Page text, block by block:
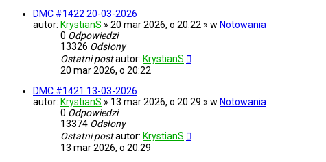
DMC #1422 20-03-2026
autor: KrystianS » 20 mar 2026, o 20:22 » w Notowania
0 Odpowiedzi
13326 Odsłony
Ostatni postautor: KrystianS
20 mar 2026, o 20:22
DMC #1421 13-03-2026
autor: KrystianS » 13 mar 2026, o 20:29 » w Notowania
0 Odpowiedzi
13374 Odsłony
Ostatni postautor: KrystianS
13 mar 2026, o 20:29